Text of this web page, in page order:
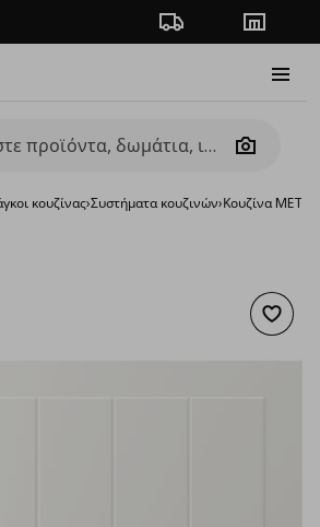
Πορεία παραγγελίας
Camera
κουζίνας›Συστήματα κουζινών›Κουζίνα